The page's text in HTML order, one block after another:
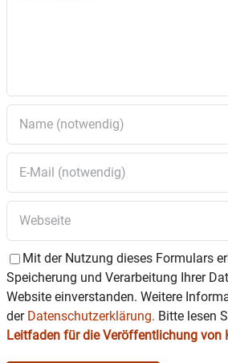
Mit der Nutzung dieses Formulars
Speicherung und Verarbeitung Ihrer
Website einverstanden. Weitere
der Datenschutzerklärung. Bitte lesen
Leitfaden für die Veröffentlichung von